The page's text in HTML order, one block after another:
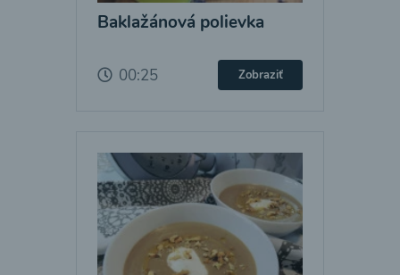
Baklažánová polievka
00:25 Zobraziť